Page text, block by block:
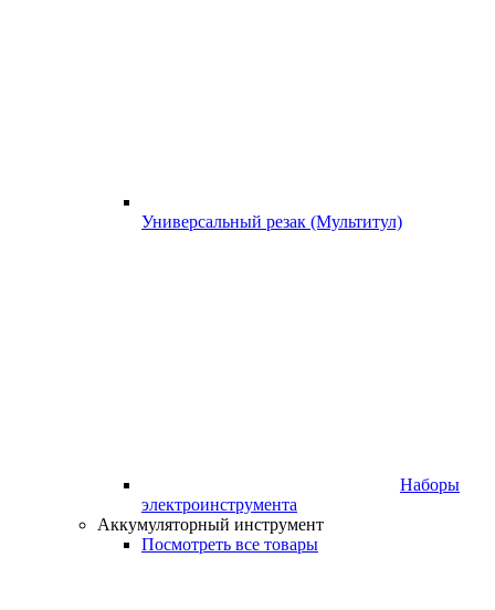
Универсальный резак (Мультитул)
Наборы
электроинструмента
Аккумуляторный инструмент
Посмотреть все товары